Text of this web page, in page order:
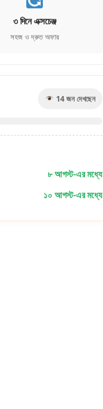
৩ দিনে এক্সচেঞ্জ
সহজ ও দ্রুত অফার
17 জন দেখছেন
৮ আগস্ট-এর মধ্যে
১০ আগস্ট-এর মধ্যে